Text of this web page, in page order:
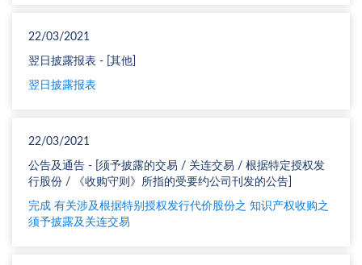
22/03/2021
翌日披露报表 - [其他]
翌日披露报表
22/03/2021
公告及通告 - [须予披露的交易 / 关连交易 / 根据特定授权发
行股份 / 《收购守则》所指的受要约公司刊发的公告]
完成 有关涉及根据特别授权发行代价股份之 知识产权收购之
须予披露及关连交易